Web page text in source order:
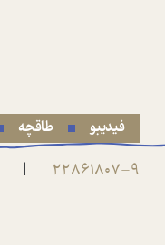
فیدیبو طاقچه
22861807-9
|